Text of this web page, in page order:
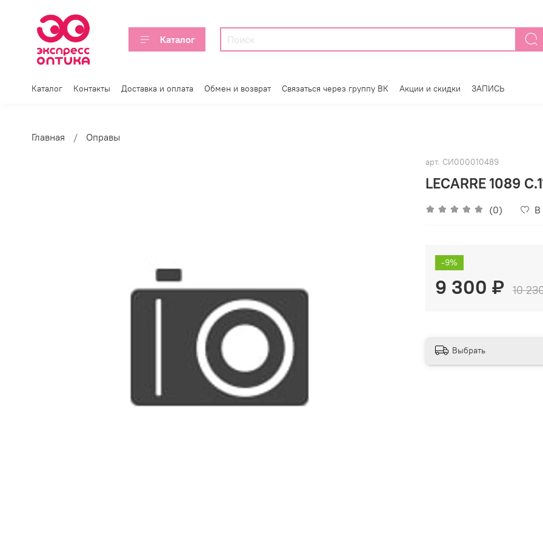
Каталог
Каталог Контакты Доставка и оплата Обмен и возврат Связаться через группу ВК Акции и скидки ЗАПИСЬ
Главная Оправы
арт. СИ000010489
LECARRE 1089
(0) В
-9%
9 300 ₽ 10
Выбрать